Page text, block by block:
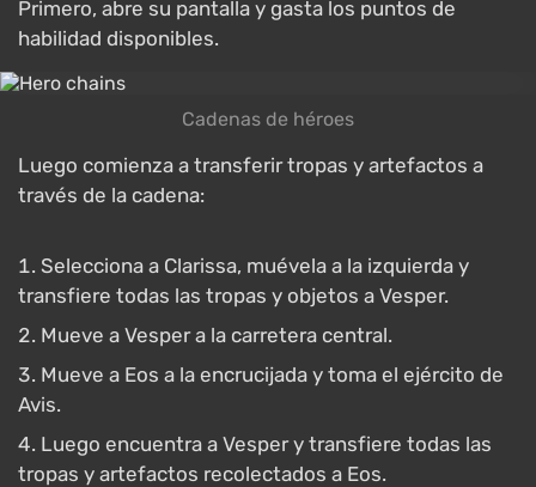
Primero, abre su pantalla y gasta los puntos de
habilidad disponibles.
Cadenas de héroes
Luego comienza a transferir tropas y artefactos a
través de la cadena:
Selecciona a Clarissa, muévela a la izquierda y
transfiere todas las tropas y objetos a Vesper.
Mueve a Vesper a la carretera central.
Mueve a Eos a la encrucijada y toma el ejército de
Avis.
Luego encuentra a Vesper y transfiere todas las
tropas y artefactos recolectados a Eos.